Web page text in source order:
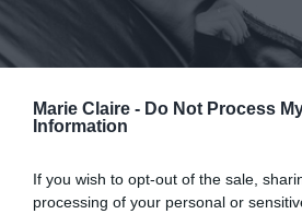
Marie Claire - Do Not Process
Information
If you wish to opt-out of the sale,
processing of your personal or